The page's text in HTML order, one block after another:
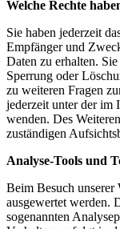
Welche Rechte
Sie haben jederzeit
Empfänger und
Daten zu erhalten.
Sperrung oder
zu weiteren Fragen
jederzeit unter der im
wenden. Des
zuständigen
Analyse-Tools und
Beim Besuch unserer
ausgewertet werden.
sogenannten